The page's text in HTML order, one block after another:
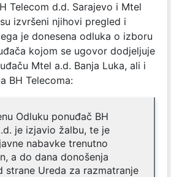
Telecom d.d. Sarajevo i Mtel
izvršeni njihovi pregled i
je donesena odluka o izboru
kojom se ugovor dodjeljuje
Mtel a.d. Banja Luka, ali i
BH Telecoma:
Odluku ponuđač BH
je izjavio žalbu, te je
nabavke trenutno
a do dana donošenja
strane Ureda za razmatranje